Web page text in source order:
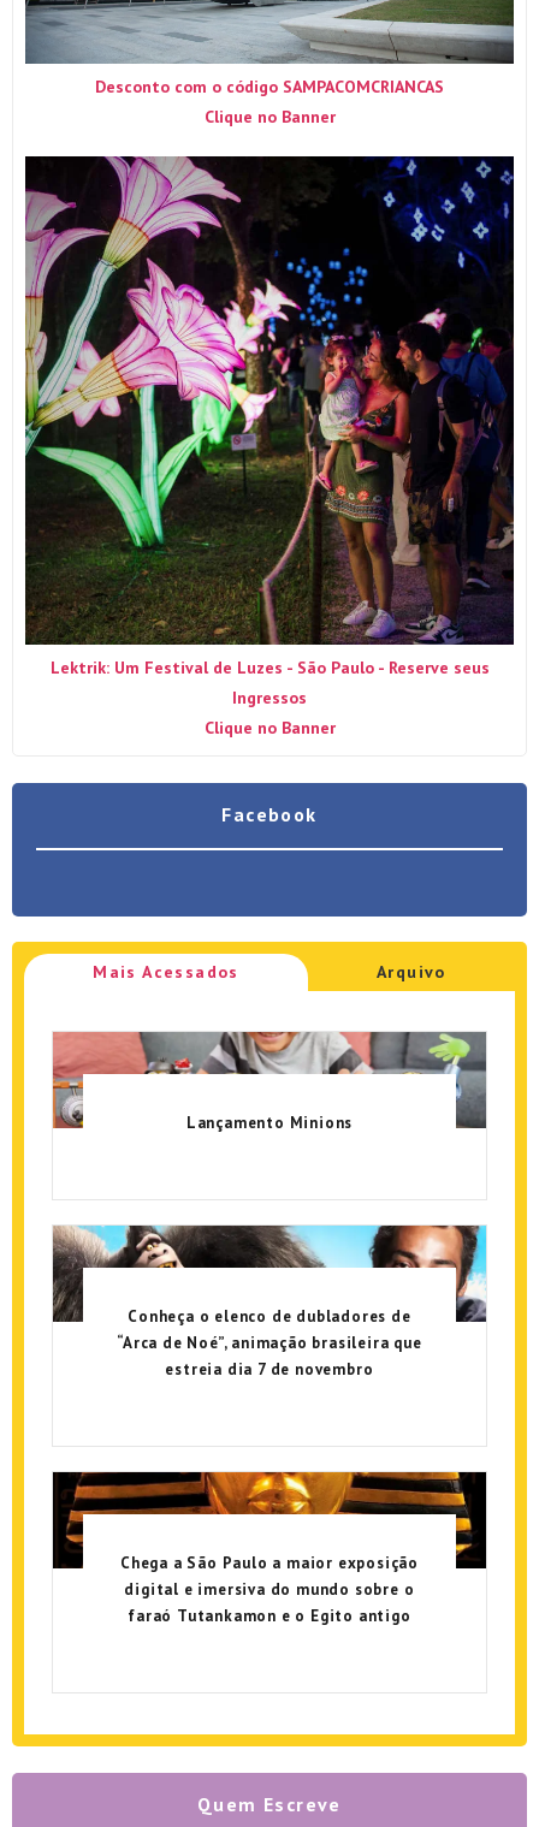
Desconto com o código SAMPACOMCRIANCAS
Clique no Banner
Lektrik: Um Festival de Luzes - São Paulo - Reserve seus
Ingressos
Clique no Banner
Facebook
Mais Acessados Arquivo
Lançamento Minions
Conheça o elenco de dubladores de
“Arca de Noé”, animação brasileira que
estreia dia 7 de novembro
Chega a São Paulo a maior exposição
digital e imersiva do mundo sobre o
faraó Tutankamon e o Egito antigo
Quem Escreve